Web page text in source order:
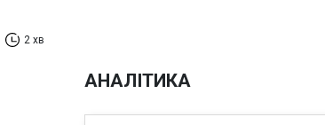
2 хв
АНАЛІТИКА